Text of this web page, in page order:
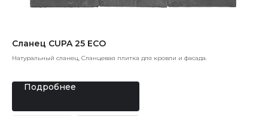
Сланец CUPA 25 ECO
Натуральный сланец, Сланцевая плитка для кровли и фасада.
Подробнее